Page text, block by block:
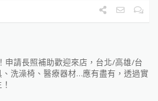
申請長照補助歡迎來店，台北/高雄/台
洗澡椅、醫療器材…應有盡有，透過實